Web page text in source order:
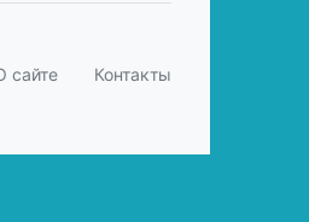
сайте Контакты